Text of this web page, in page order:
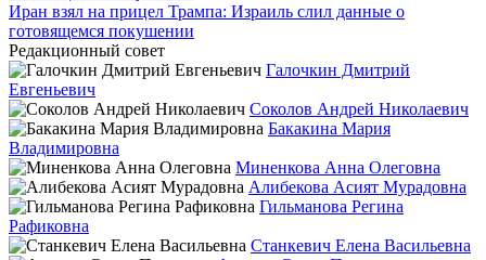
Иран взял на прицел Трампа: Израиль слил данные о
готовящемся покушении
Редакционный совет
Галочкин Дмитрий
Евгеньевич
Соколов Андрей Николаевич
Бакакина Мария
Владимировна
Миненкова Анна Олеговна
Алибекова Асият Мурадовна
Гильманова Регина
Рафиковна
Станкевич Елена Васильевна